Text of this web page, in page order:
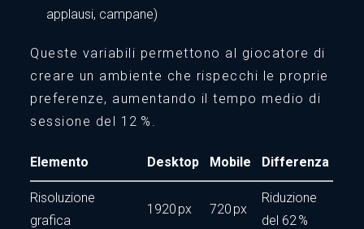
applausi, campane)
Queste variabili permettono al giocatore di
creare un ambiente che rispecchi le proprie
preferenze, aumentando il tempo medio di
sessione del 12 %.
Elemento Desktop Mobile Differenza
Risoluzione
grafica
1920 px 720 px
Riduzione
del 62 %